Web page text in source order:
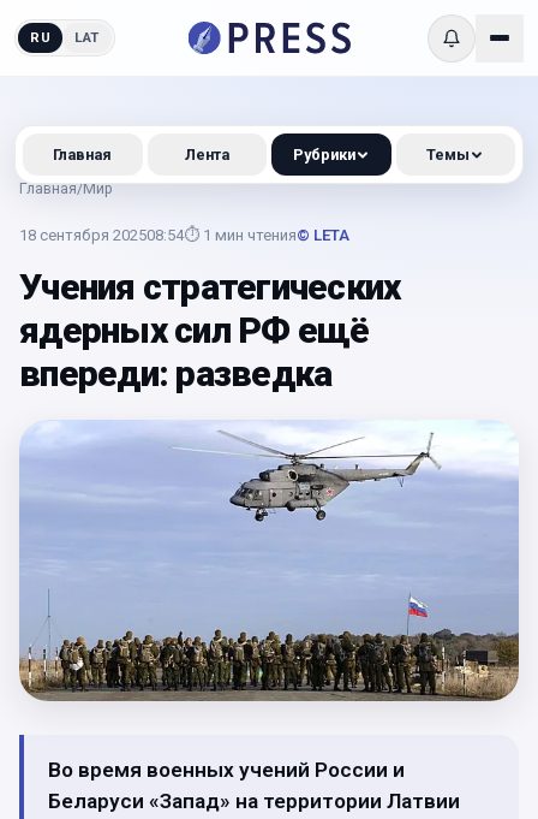
RU LAT
Главная/Мир
18 сентября 202508:54⏱ 1 мин чтения© LETA
Учения стратегических
ядерных сил РФ ещё
впереди: разведка
Во время военных учений России и
Беларуси «Запад» на территории Латвии
Главная Лента Рубрики Темы